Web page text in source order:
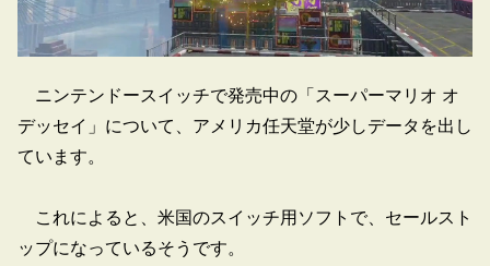
ニンテンドースイッチで発売中の「スーパーマリオ オ
デッセイ」について、アメリカ任天堂が少しデータを出し
ています。
これによると、米国のスイッチ用ソフトで、セールスト
ップになっているそうです。